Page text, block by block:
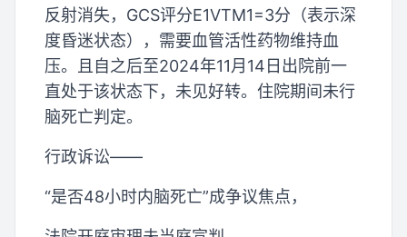
反射消失，GCS评分E1VTM1=3分（表示深
度昏迷状态），需要血管活性药物维持血
压。且自之后至2024年11月14日出院前一
直处于该状态下，未见好转。住院期间未行
脑死亡判定。
行政诉讼——
“是否48小时内脑死亡”成争议焦点，